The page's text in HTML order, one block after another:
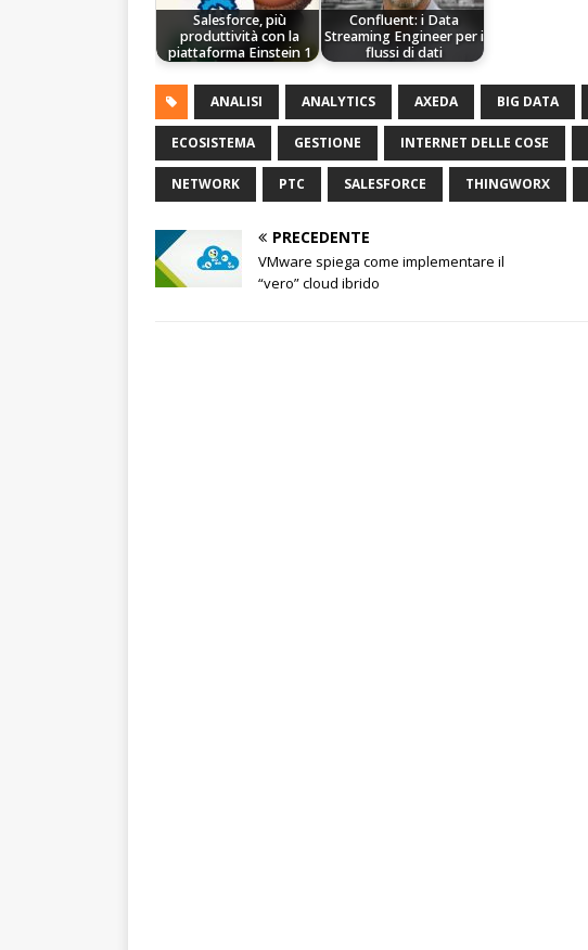
Salesforce, più
produttività con la
piattaforma Einstein 1
Confluent: i Data
Streaming Engineer per i
flussi di dati
ANALISI ANALYTICS AXEDA BIG DATA
ECOSISTEMA GESTIONE INTERNET DELLE COSE
NETWORK PTC SALESFORCE THINGWORX
PRECEDENTE
VMware spiega come implementare il
“vero” cloud ibrido